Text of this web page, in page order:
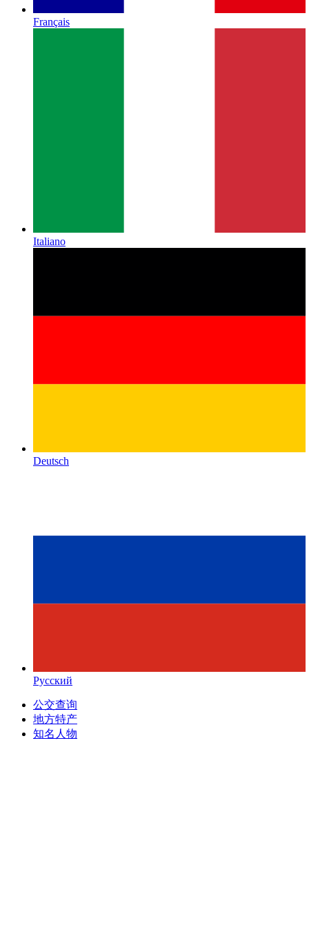
Français
Italiano
Deutsch
Русский
公交查询
地方特产
知名人物